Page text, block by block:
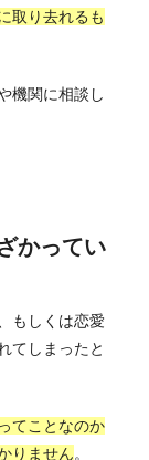
取り去れるも
機関に相談し
かってい
もしくは恋愛
てしまったと
てことなのか
りません。